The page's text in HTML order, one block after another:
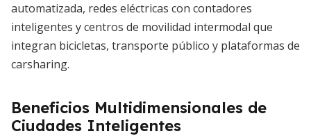
automatizada, redes eléctricas con contadores
inteligentes y centros de movilidad intermodal que
integran bicicletas, transporte público y plataformas de
carsharing.
Beneficios Multidimensionales de
Ciudades Inteligentes